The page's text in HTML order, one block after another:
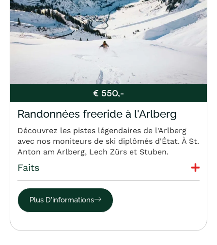
€ 550,-
Randonnées freeride à l'Arlberg
Découvrez les pistes légendaires de l'Arlberg
avec nos moniteurs de ski diplômés d'État. À St.
Anton am Arlberg, Lech Zürs et Stuben.
Faits
Plus D'informations